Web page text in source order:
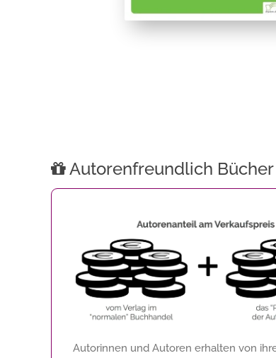
Autorenfreundlich Bücher
Autorinnen und Autoren erhalten von